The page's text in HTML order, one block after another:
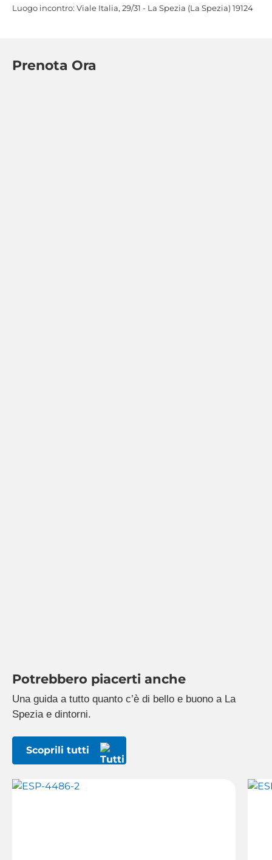
Luogo incontro: Viale Italia, 29/31 - La Spezia (La Spezia) 19124
Prenota Ora
Potrebbero piacerti anche
Una guida a tutto quanto c’è di bello e buono a La
Spezia e dintorni.
Scoprili tutti